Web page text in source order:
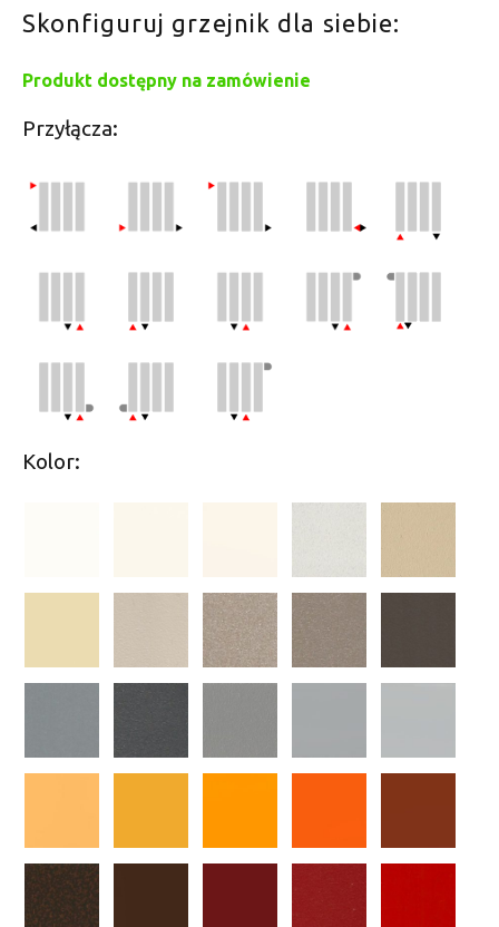
Skonfiguruj grzejnik dla siebie:
Produkt dostępny na zamówienie
Przyłącza:
Kolor: